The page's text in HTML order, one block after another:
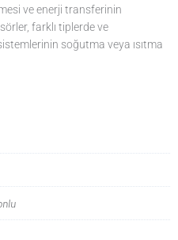
ve enerji transferinin
farklı tiplerde ve
soğutma veya ısıtma